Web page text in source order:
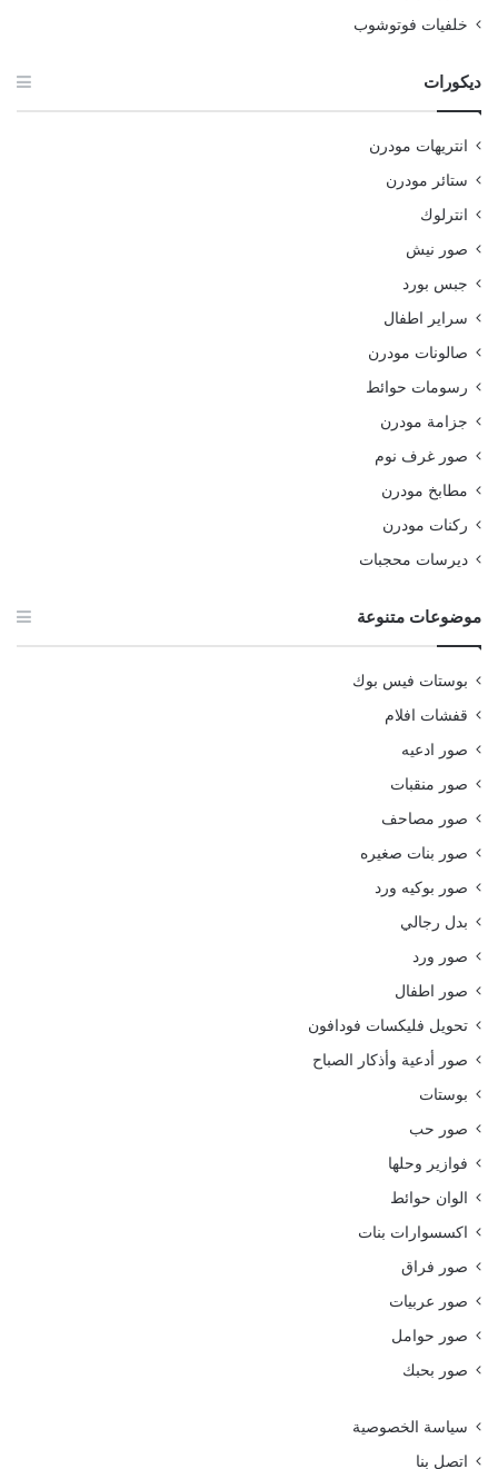
خلفيات فوتوشوب
ديكورات
انتريهات مودرن
ستائر مودرن
انترلوك
صور نيش
جبس بورد
سراير اطفال
صالونات مودرن
رسومات حوائط
جزامة مودرن
صور غرف نوم
مطابخ مودرن
ركنات مودرن
ديرسات محجبات
موضوعات متنوعة
بوستات فيس بوك
قفشات افلام
صور ادعيه
صور منقبات
صور مصاحف
صور بنات صغيره
صور بوكيه ورد
بدل رجالي
صور ورد
صور اطفال
تحويل فليكسات فودافون
صور أدعية وأذكار الصباح
بوستات
صور حب
فوازير وحلها
الوان حوائط
اكسسوارات بنات
صور فراق
صور عربيات
صور حوامل
صور بحبك
سياسة الخصوصية
اتصل بنا